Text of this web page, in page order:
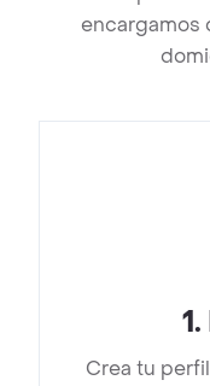
encargamos
1.
Crea tu